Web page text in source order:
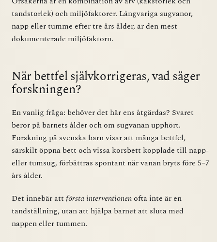
tandstorlek) och miljöfaktorer. Långvariga sugvanor,
napp eller tumme efter tre års ålder, är den mest
dokumenterade miljöfaktorn.
När bettfel självkorrigeras, vad säger
forskningen?
En vanlig fråga: behöver det här ens åtgärdas? Svaret
beror på barnets ålder och om sugvanan upphört.
Forskning på svenska barn visar att många bettfel,
särskilt öppna bett och vissa korsbett kopplade till napp-
eller tumsug, förbättras spontant när vanan bryts före 5–7
års ålder.
Det innebär att första interventionenofta inte är en
tandställning, utan att hjälpa barnet att sluta med
nappen eller tummen.